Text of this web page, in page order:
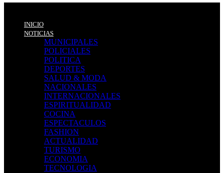
INICIO
NOTICIAS
MUNICIPALES
POLICIALES
POLITICA
DEPORTES
SALUD & MODA
NACIONALES
INTERNACIONALES
ESPIRITUALIDAD
COCINA
ESPECTACULOS
FASHION
ACTUALIDAD
TURISMO
ECONOMIA
TECNOLOGIA